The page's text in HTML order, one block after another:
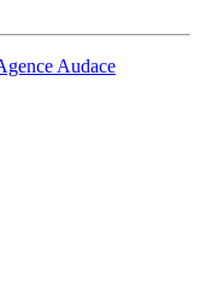
Audace